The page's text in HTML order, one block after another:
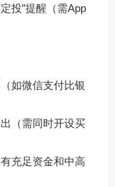
投”提醒（需App
如微信支付比银
（需同时开设买
充足资金和中高